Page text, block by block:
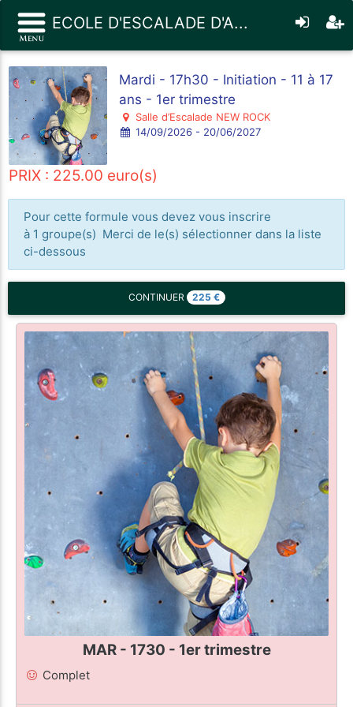
ECOLE D'ESCALADE D'A...
Mardi - 17h30 - Initiation - 11 à 17
ans - 1er trimestre
Salle d’Escalade NEW ROCK
14/09/2026 - 20/06/2027
PRIX : 225.00 euro(s)
Pour cette formule vous devez vous inscrire
à 1 groupe(s) Merci de le(s) sélectionner dans la liste
ci-dessous
CONTINUER 225 €
MAR - 1730 - 1er trimestre
Complet